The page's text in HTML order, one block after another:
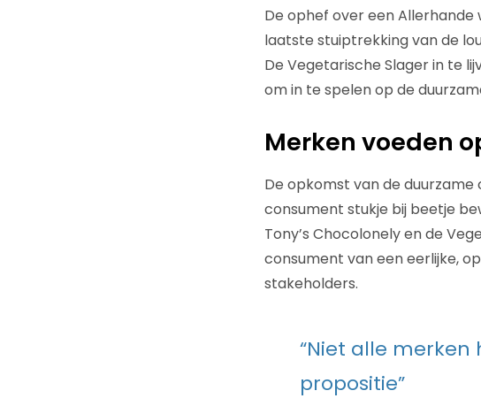
De ophef over een
laatste stuiptrekking van de
De Vegetarische Slager in te
om in te spelen op de
Merken voeden
De opkomst van de
consument stukje bij beetje
Tony’s Chocolonely en de
consument van een eerlijke,
stakeholders.
“Niet alle
propositie”